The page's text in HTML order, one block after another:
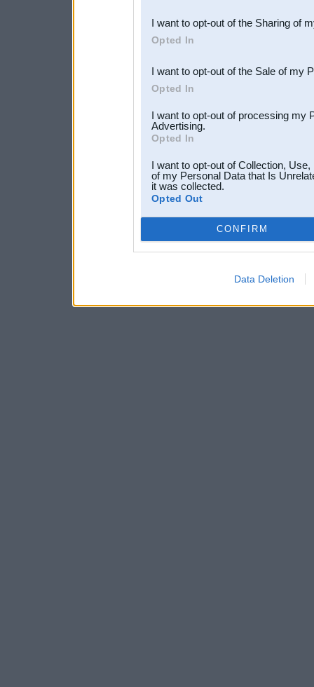
Downstream Participants
third parties.
I want to opt-out of the Sharing of
Opted In
I want to opt-out of the Sale of my
Opted In
I want to opt-out of processing my
Advertising.
Opted In
I want to opt-out of Collection,
of my Personal Data that Is
it was collected.
Opted Out
CONFIRM
Data Deletion